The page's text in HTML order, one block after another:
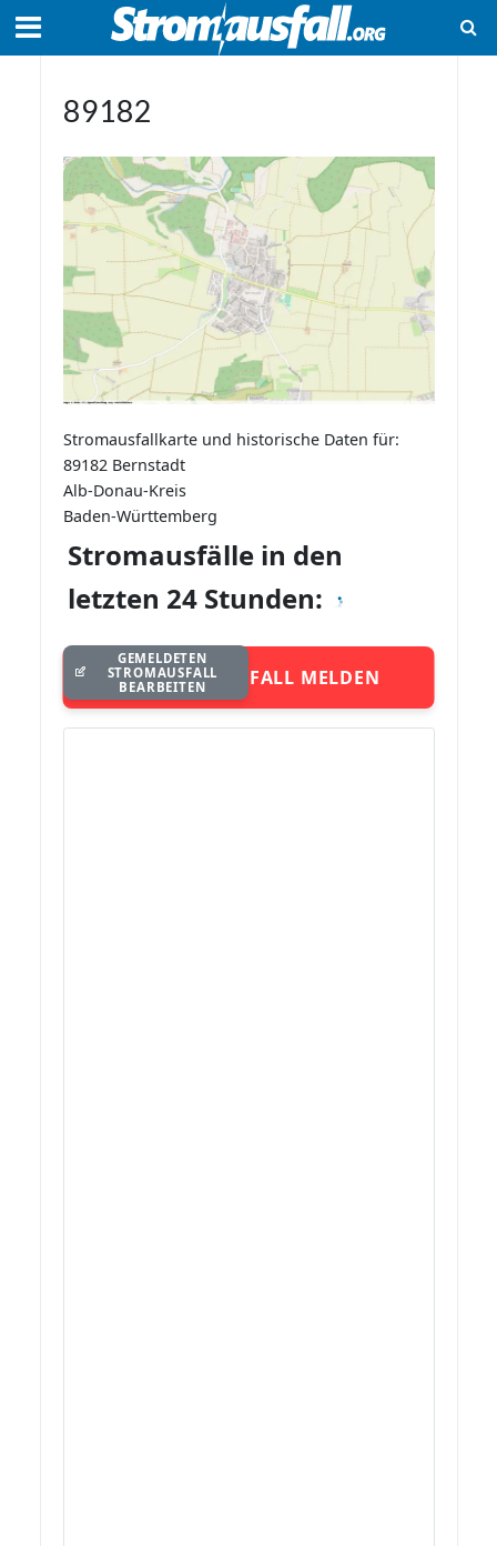
89182
Stromausfallkarte und historische Daten für:
89182 Bernstadt
Alb-Donau-Kreis
Baden-Württemberg
Stromausfälle in den
letzten 24 Stunden:
STROMAUSFALL MELDEN
GEMELDETEN
STROMAUSFALL
BEARBEITEN